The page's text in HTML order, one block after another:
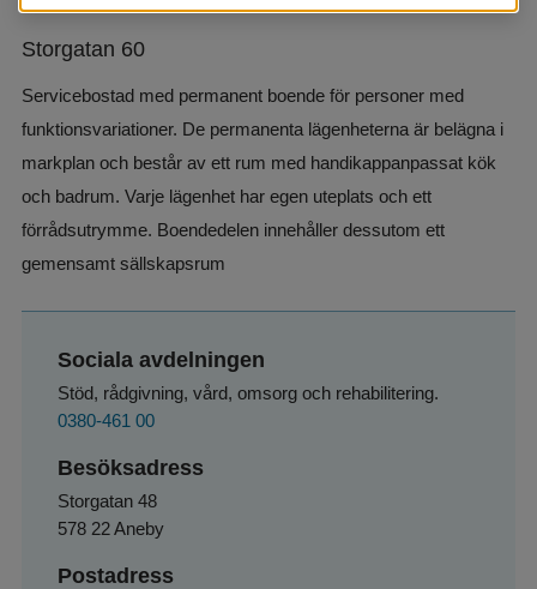
Storgatan 60
Servicebostad med permanent boende för personer med
funktionsvariationer. De permanenta lägenheterna är belägna i
markplan och består av ett rum med handikappanpassat kök
och badrum. Varje lägenhet har egen uteplats och ett
förrådsutrymme. Boendedelen innehåller dessutom ett
gemensamt sällskapsrum
Sociala avdelningen
Stöd, rådgivning, vård, omsorg och rehabilitering.
0380-461 00
Besöksadress
Storgatan 48
578 22 Aneby
Postadress